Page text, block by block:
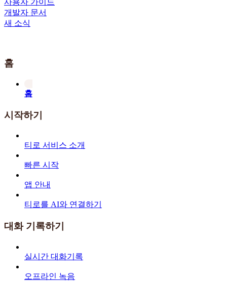
개발자 문서
새 소식
홈
홈
시작하기
티로 서비스 소개
빠른 시작
앱 안내
티로를 AI와 연결하기
대화 기록하기
실시간 대화기록
오프라인 녹음